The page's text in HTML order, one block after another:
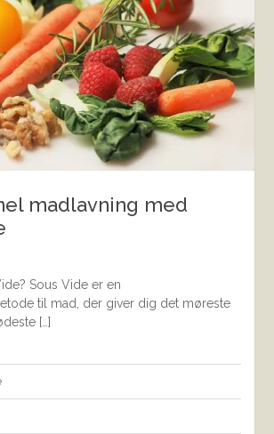
madlavning med
Sous Vide er en
til mad, der giver dig det møreste
[…]